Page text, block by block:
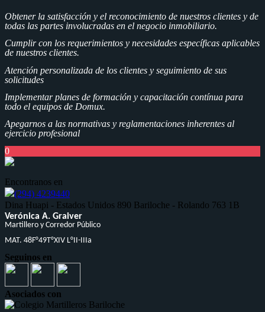
Obtener la satisfacción y el reconocimiento de nuestros clientes y de
todas las partes involucradas en el negocio inmobiliario.
Cumplir con los requerimientos y necesidades específicas aplicables
de nuestros clientes.
Atención personalizada de los clientes y seguimiento de sus
solicitudes
Implementar planes de formación y capacitación contínua para
todo el equipos de Domux.
Apegarnos a las normativas y reglamentaciones inherentes al
ejercicio profesional
0
Encontranos en
(294) 4239440
ㅤㅤㅤㅤㅤㅤDina Huapi - Estados Unidos 890 ㅤㅤㅤㅤㅤBariloche - Rolando 763 1B
Verónica A. Graiver
Martillero y Corredor Público
MAT. 48F°49T°XIV L°II-IIIa
Seguinos en
Asociados con